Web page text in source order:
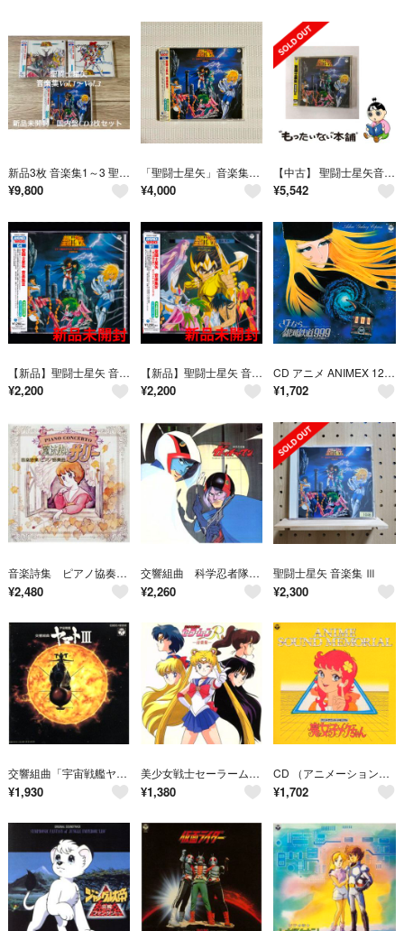
新品3枚 音楽集1～3 聖闘士星矢 best ベスト盤 CD 国内盤 車田正美
¥9,800
「聖闘士星矢」音楽集3/横山菁児
¥4,000
【中古】 聖闘士星矢音楽集3
¥5,542
【新品】聖闘士星矢 音楽集III＜完全生産限定盤＞/CD
¥2,200
【新品】聖闘士星矢 音楽集IV ～神々の熱き戦い～＜完全生産限定盤＞/CD
¥2,200
CD アニメ ANIMEX 1200シリーズ 4 東映長編アニメーション映画 オ COCC72004 COLUMBIA 未開封 /00110
¥1,702
音楽詩集 ピアノ協奏曲 魔法使いサリー ＜ＡＮＩＭＡＸ １２００シリーズ＞（１６６）
¥2,480
交響組曲 科学忍者隊ガッチャマン ＡＮＩＭＥＸ１２００ ６
¥2,260
聖闘士星矢 音楽集 Ⅲ
¥2,300
交響組曲「宇宙戦艦ヤマトⅢ」
¥1,930
美少女戦士セーラームーンＲ 音楽集 （ＡＮＩＭＥＸ１２００－１８６）
¥1,380
CD （アニメーション） ＡＮＩＭＥＸ１２００ ８８: アニメ サウンド メモ COCC72088 Nippon Columbia 未開封 /00110
¥1,702